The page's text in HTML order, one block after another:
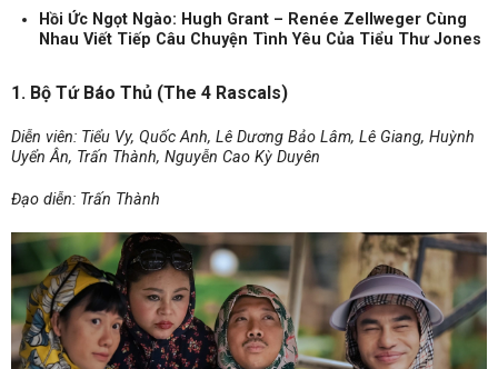
Hồi Ức Ngọt Ngào: Hugh Grant – Renée Zellweger Cùng
Nhau Viết Tiếp Câu Chuyện Tình Yêu Của Tiểu Thư Jones
1. Bộ Tứ Báo Thủ (The 4 Rascals)
Diễn viên: Tiểu Vy, Quốc Anh, Lê Dương Bảo Lâm, Lê Giang, Huỳnh
Uyển Ân, Trấn Thành, Nguyễn Cao Kỳ Duyên
Đạo diễn: Trấn Thành